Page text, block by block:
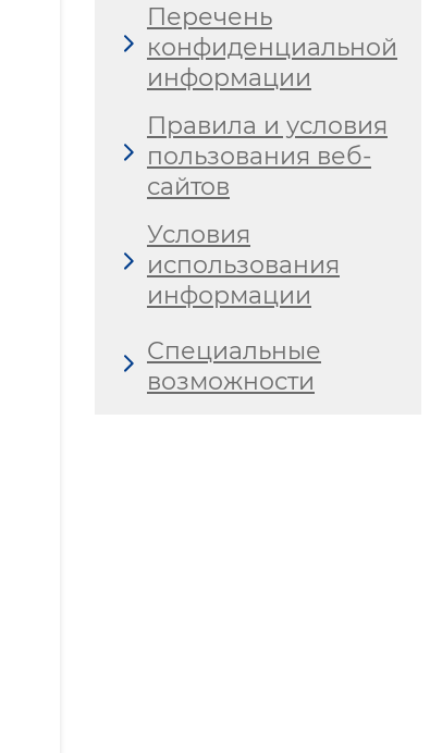
Перечень
конфиденциальной
информации
Правила и условия
пользования веб-
сайтов
Условия
использования
информации
Специальные
возможности